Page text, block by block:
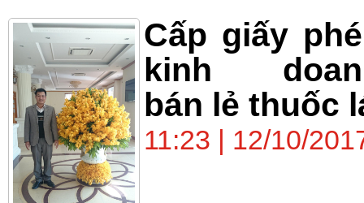
Cấp giấy
kinh
bán lẻ thuốc
11:23 | 12/10/